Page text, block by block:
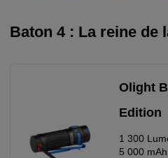
Baton 4 : La reine de
Olight
Edition
1 300
5 000